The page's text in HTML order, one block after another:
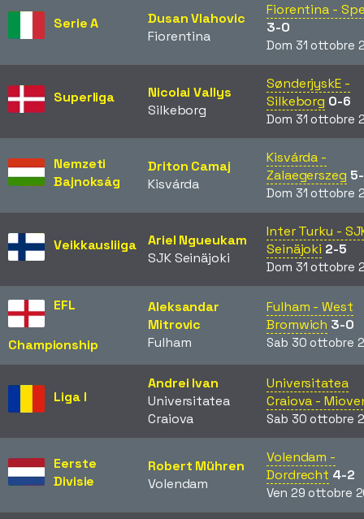
Serie A
Dusan Vlahovic
Fiorentina
Fiorentina -
3-0
Dom 31 ottobre
Superliga
Nicolai Vallys
Silkeborg
SønderjyskE -
Silkeborg 0-6
Dom 31 ottobre
Nemzeti
Bajnokság
Driton Camaj
Kisvárda
Kisvárda -
Zalaegerszeg
Dom 31 ottobre
Veikkausliiga
Ariel Ngueukam
SJK Seinäjoki
Inter Turku -
Seinäjoki 2-5
Dom 31 ottobre
EFL
Championship
Aleksandar
Mitrovic
Fulham
Fulham - West
Bromwich 3-0
Sab 30 ottobre
Liga I
Andrei Ivan
Universitatea
Craiova
Universitatea
Craiova -
Sab 30 ottobre
Eerste
Divisie
Robert Mühren
Volendam
Volendam -
Dordrecht 4-2
Ven 29 ottobre